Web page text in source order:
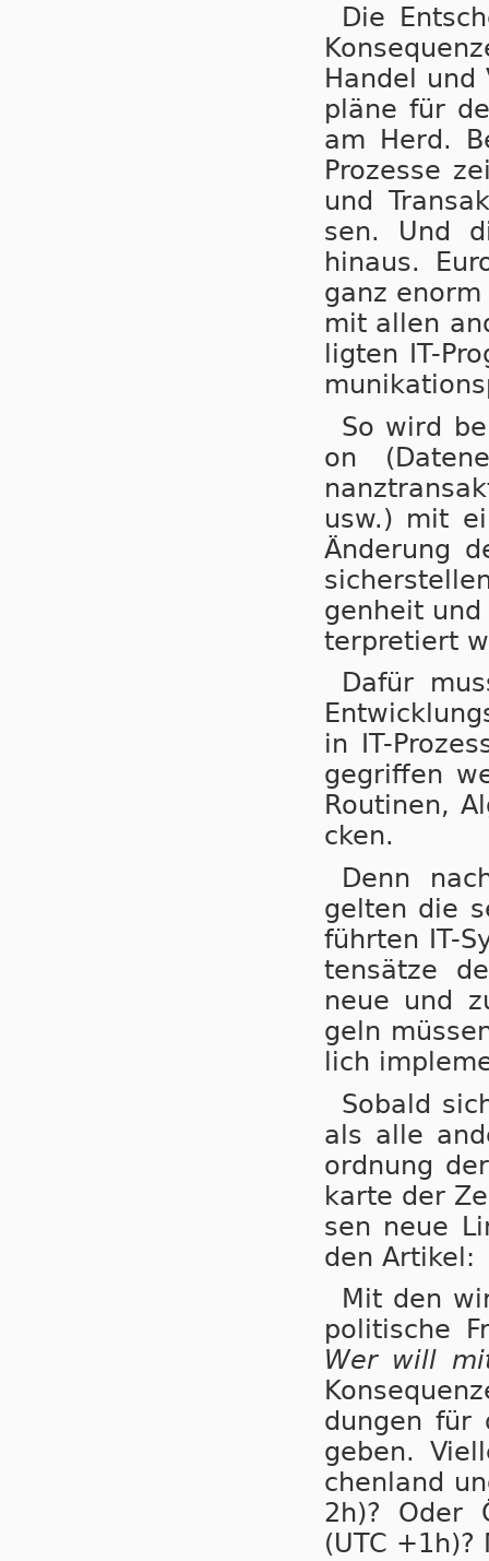
Die
Han­del
plä­ne für
am Herd.
Pro­zes­se
und
sen. Und
hinaus.
ganz
mit allen
lig­ten IT-
So wird
on
usw.) mit
Än­de­rung
gen­heit
ter­pre­tiert
Dafür
in IT-
ge­grif­fen
Rou­ti­nen,
cken.
Denn
gel­ten die
führ­ten IT-
ten­sät­ze
neue und
geln
lich
Sobald
als alle
ord­nung
kar­te der
sen neue
den Artikel:
Mit den
po­li­ti­sche
Wer will
dungen für
ge­ben.
chen­land
2h)? Oder
(UTC +1h)?